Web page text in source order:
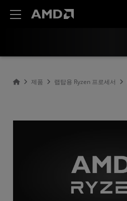
제품 랩탑용 Ryzen 프로세서